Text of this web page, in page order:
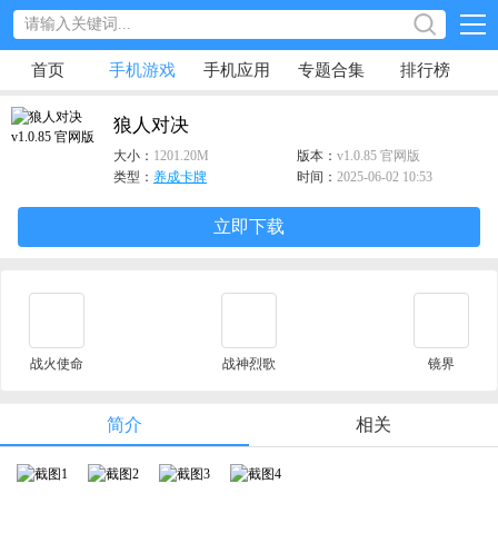
首页 手机游戏 手机应用 专题合集 排行榜
狼人对决
大小： 1201.20M 版本： v1.0.85 官网版
类型： 养成卡牌 时间： 2025-06-02 10:53
立即下载
战火使命 战神烈歌 镜界
简介 相关